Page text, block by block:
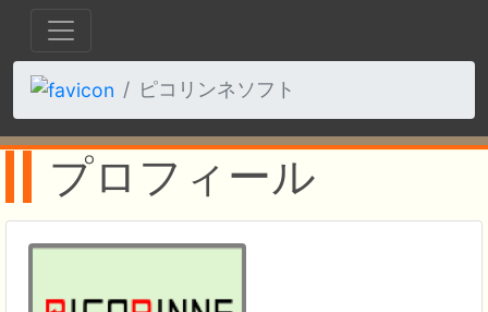
ピコリンネソフト
プロフィール